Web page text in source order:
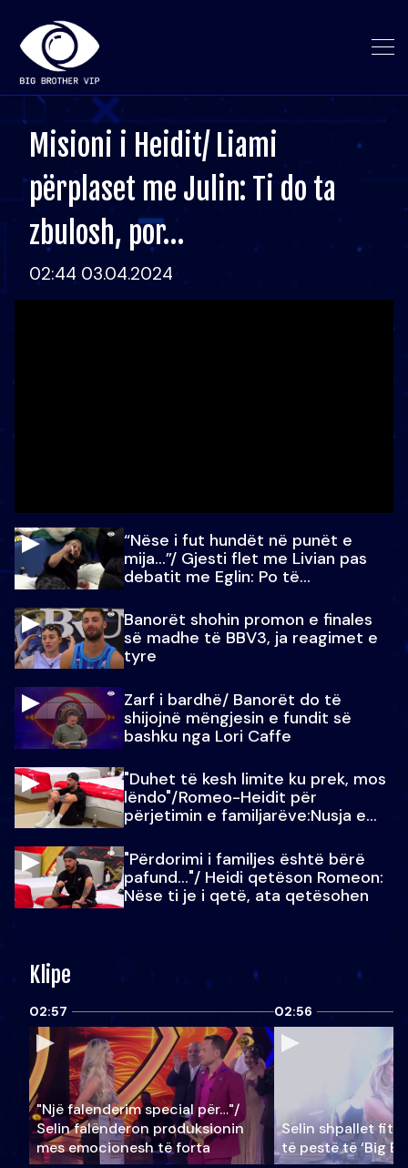
Misioni i Heidit/ Liami
përplaset me Julin: Ti do ta
zbulosh, por…
02:44 03.04.2024
“Nëse i fut hundët në punët e
mija…”/ Gjesti flet me Livian pas
debatit me Eglin: Po të
Banorët shohin promon e finales
së madhe të BBV3, ja reagimet e
tyre
Zarf i bardhë/ Banorët do të
shijojnë mëngjesin e fundit së
bashku nga Lori Caffe
"Duhet të kesh limite ku prek, mos
lëndo"/Romeo-Heidit për
përjetimin e familjarëve:Nusja e
"Përdorimi i familjes është bërë
pafund…"/ Heidi qetëson Romeon:
Nëse ti je i qetë, ata qetësohen
Klipe
02:57
"Një falenderim special për…"/
Selin falënderon produksionin
mes emocionesh të forta
02:56
Selin shpallet
të pestë të ‘Big